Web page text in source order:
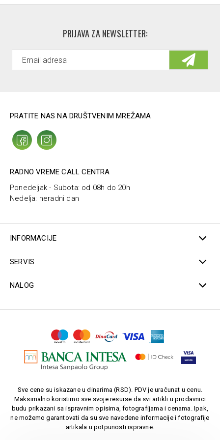
PRIJAVA ZA NEWSLETTER:
PRATITE NAS NA DRUŠTVENIM MREŽAMA
RADNO VREME CALL CENTRA
Ponedeljak - Subota: od 08h do 20h
Nedelja: neradni dan
INFORMACIJE
SERVIS
NALOG
Sve cene su iskazane u dinarima (RSD). PDV je uračunat u cenu.
Maksimalno koristimo sve svoje resurse da svi artikli u prodavnici
budu prikazani sa ispravnim opisima, fotografijama i cenama. Ipak,
ne možemo garantovati da su sve navedene informacije i fotografije
artikala u potpunosti ispravne.